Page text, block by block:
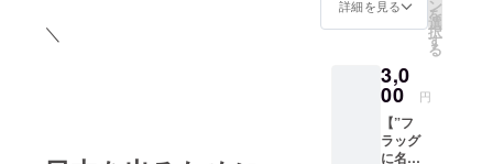
＼
チュア部門
での世界選
遣で、夢
だった日の
丸をつけ人
生初の日本
プロト
ライア
トに
とって
中の バ
イク
車）、
ユニ
ルド
シップ
（世界
一決定
戦）の
大会に
て、あ
詳細を見る ン
を
選
択
す
る
3,0
00 円
【”フ
ラッグ
に名前